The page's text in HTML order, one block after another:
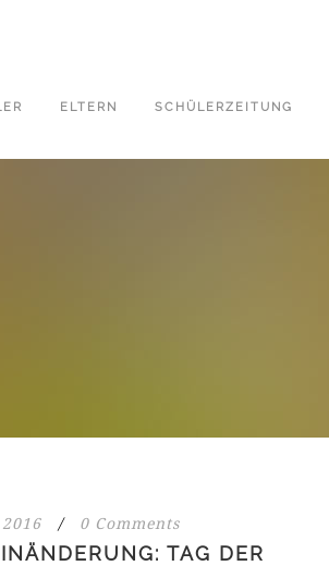
ELTERN SCHÜLERZEITUNG
/ 0 Comments
TAG DER